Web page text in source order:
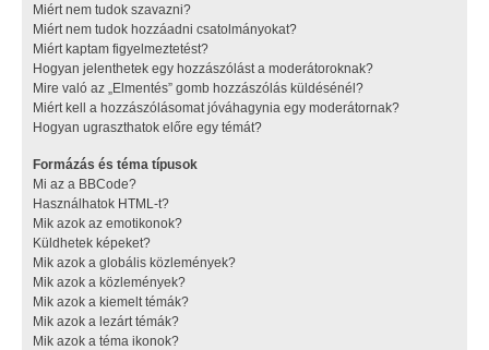
Miért nem tudok szavazni?
Miért nem tudok hozzáadni csatolmányokat?
Miért kaptam figyelmeztetést?
Hogyan jelenthetek egy hozzászólást a moderátoroknak?
Mire való az „Elmentés” gomb hozzászólás küldésénél?
Miért kell a hozzászólásomat jóváhagynia egy moderátornak?
Hogyan ugraszthatok előre egy témát?
Formázás és téma típusok
Mi az a BBCode?
Használhatok HTML-t?
Mik azok az emotikonok?
Küldhetek képeket?
Mik azok a globális közlemények?
Mik azok a közlemények?
Mik azok a kiemelt témák?
Mik azok a lezárt témák?
Mik azok a téma ikonok?